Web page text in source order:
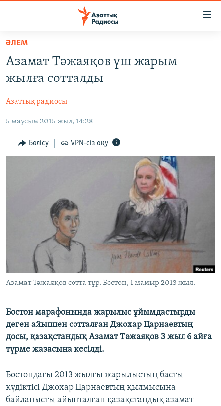
Skip
main
content
to
Navigation
ҚАҢТАР ОҚИҒАСЫ
АДАМ ҚҰҚЫҚТАРЫ
ӘЛЕУМЕТ
Басқа тілдерде
ӘЛЕМ
Азамат Тәжаяқов үш жарым
жылға сотталды
Азаттық радиосы
5 маусым 2015 жыл, 14:28
Бөлісу VPN-сіз оқу
Азамат Тәжаяқов сотта тұр. Бостон, 1 мамыр 2013 жыл.
Бостон марафонында жарылыс ұйымдастырды
деген айыппен сотталған Джохар Царнаевтың
досы, қазақстандық Азамат Тәжаяқов 3 жыл 6 айға
түрме жазасына кесілді.
Бостондағы 2013 жылғы жарылыстың басты
күдіктісі Джохар Царнаевтың қылмысына
байланысты айыпталған қазақстандық азамат